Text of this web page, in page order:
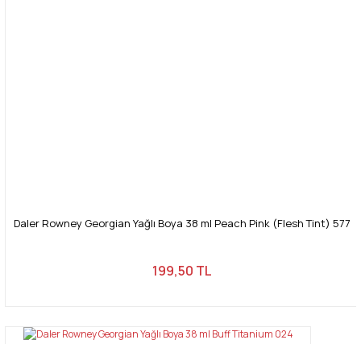
Daler Rowney Georgian Yağlı Boya 38 ml Peach Pink (Flesh Tint) 577
199,50 TL